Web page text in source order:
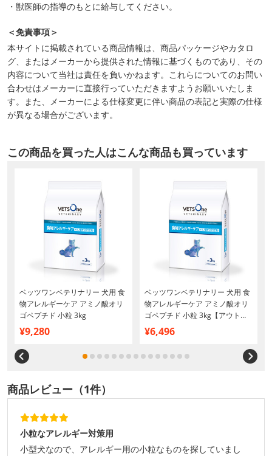
・獣医師の指導のもとに給与してください。
＜免責事項＞
本サイトに掲載されている商品情報は、商品パッケージやカタロ
グ、またはメーカーから提供された情報に基づくものであり、その
内容について当社は責任を負いかねます。これらについてのお問い
合わせはメーカーに直接行っていただきますようお願いいたしま
す。また、メーカーによる仕様変更に伴い商品の表記と実際の仕様
が異なる場合がございます。
この商品を買った人はこんな商品も買っています
ベッツワンベテリナリー 犬用 食
物アレルギーケア アミノ酸オリ
ゴペプチド 小粒 3kg
¥9,280
ベッツワンベテリナリー 犬用 食
物アレルギーケア アミノ酸オリ
ゴペプチド 小粒 3kg【アウトレ
ット】【賞味期限2027年1月16
日】
¥6,496
商品レビュー（1件）
小粒なアレルギー対策用
小型犬なので、アレルギー用の小粒なものを探していまし